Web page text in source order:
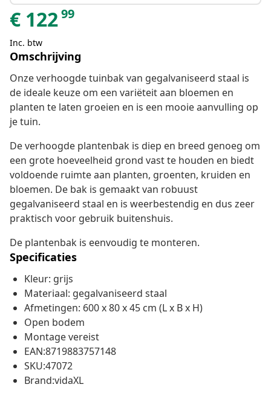
€ 12299
Inc. btw
Omschrijving
Onze verhoogde tuinbak van gegalvaniseerd staal is
de ideale keuze om een variëteit aan bloemen en
planten te laten groeien en is een mooie aanvulling op
je tuin.
De verhoogde plantenbak is diep en breed genoeg om
een grote hoeveelheid grond vast te houden en biedt
voldoende ruimte aan planten, groenten, kruiden en
bloemen. De bak is gemaakt van robuust
gegalvaniseerd staal en is weerbestendig en dus zeer
praktisch voor gebruik buitenshuis.
De plantenbak is eenvoudig te monteren.
Specificaties
Kleur: grijs
Materiaal: gegalvaniseerd staal
Afmetingen: 600 x 80 x 45 cm (L x B x H)
Open bodem
Montage vereist
EAN:8719883757148
SKU:47072
Brand:vidaXL